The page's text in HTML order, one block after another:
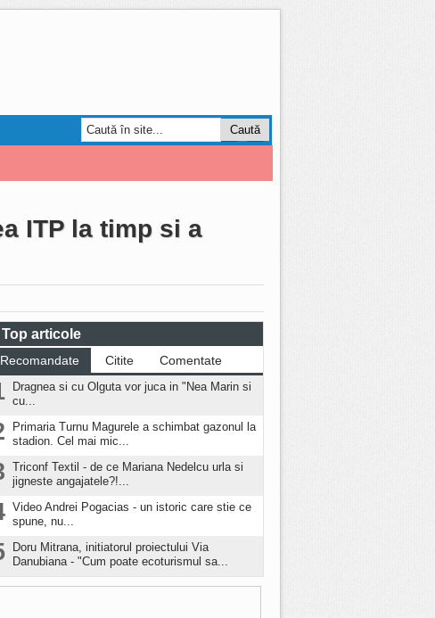
ITP la timp si a
Top articole
Recomandate Citite Comentate
Dragnea si cu Olguta vor juca in "Nea Marin si
cu...
Primaria Turnu Magurele a schimbat gazonul la
stadion. Cel mai mic...
Triconf Textil - de ce Mariana Nedelcu urla si
jigneste angajatele?!...
Video Andrei Pogacias - un istoric care stie ce
spune, nu...
Doru Mitrana, initiatorul proiectului Via
Danubiana - "Cum poate ecoturismul sa...